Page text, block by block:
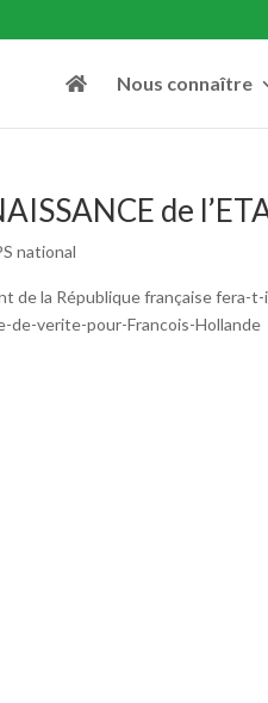
Nous connaître
de
national
de la République française
de-verite-pour-Francois-Hollande